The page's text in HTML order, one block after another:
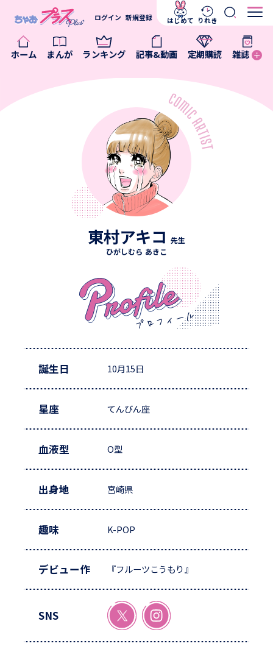
ホーム まんが ランキング 記事&動画 定期購読 雑誌
ログイン 新規登録 はじめて りれき
東村アキコ 先生
ひがしむら あきこ
誕生日 10月15日
星座 てんびん座
血液型 O型
出身地 宮崎県
趣味 K-POP
デビュー作 『フルーツこうもり』
SNS